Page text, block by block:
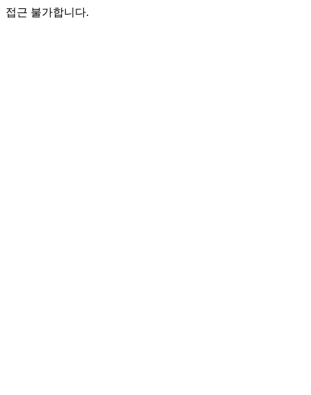
접근 불가합니다.